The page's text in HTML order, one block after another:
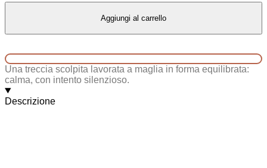
Aggiungi al carrello
Una treccia scolpita lavorata a maglia in forma equilibrata:
calma, con intento silenzioso.
Descrizione